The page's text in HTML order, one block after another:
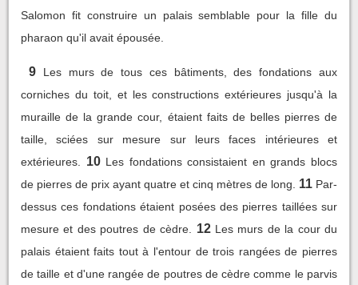
Salomon fit construire un palais semblable pour la fille du
pharaon qu'il avait épousée.
9
Les murs de tous ces bâtiments, des fondations aux
corniches du toit, et les constructions extérieures jusqu'à la
muraille de la grande cour, étaient faits de belles pierres de
taille, sciées sur mesure sur leurs faces intérieures et
extérieures.
10 Les fondations consistaient en grands blocs
de pierres de prix ayant quatre et cinq mètres de long.
11 Par-
dessus ces fondations étaient posées des pierres taillées sur
mesure et des poutres de cèdre.
12 Les murs de la cour du
palais étaient faits tout à l'entour de trois rangées de pierres
de taille et d'une rangée de poutres de cèdre comme le parvis